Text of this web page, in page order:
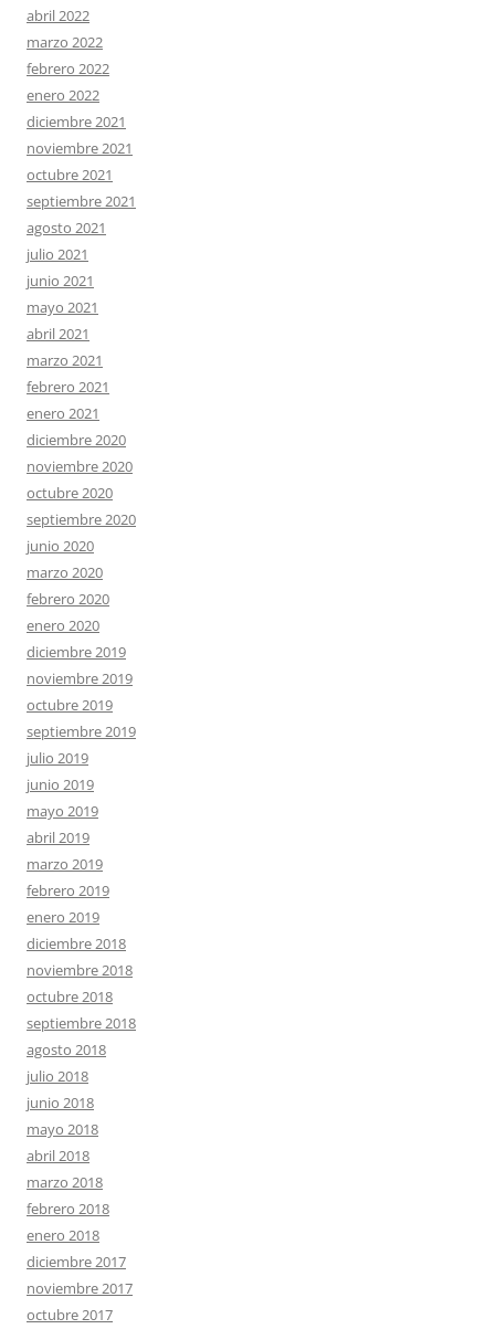
abril 2022
marzo 2022
febrero 2022
enero 2022
diciembre 2021
noviembre 2021
octubre 2021
septiembre 2021
agosto 2021
julio 2021
junio 2021
mayo 2021
abril 2021
marzo 2021
febrero 2021
enero 2021
diciembre 2020
noviembre 2020
octubre 2020
septiembre 2020
junio 2020
marzo 2020
febrero 2020
enero 2020
diciembre 2019
noviembre 2019
octubre 2019
septiembre 2019
julio 2019
junio 2019
mayo 2019
abril 2019
marzo 2019
febrero 2019
enero 2019
diciembre 2018
noviembre 2018
octubre 2018
septiembre 2018
agosto 2018
julio 2018
junio 2018
mayo 2018
abril 2018
marzo 2018
febrero 2018
enero 2018
diciembre 2017
noviembre 2017
octubre 2017